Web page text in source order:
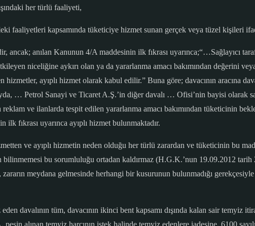
her türlü faaliyeti,
faaliyetleri kapsamında tüketiciye hizmet sunan gerçek veya tüzel kişileri
ancak; anılan Kanunun 4/A maddesinin ilk fıkrası uyarınca;“…Sağlayıcı
niceliğine aykırı olan ya da yararlanma amacı bakımından değerini
ayıplı hizmet olarak kabul edilir.” Buna göre; davacının aracına
… Petrol Sanayi ve Ticaret A.Ş.’in diğer davalı … Ofisi’nin bayisi olarak
reklam ve ilanlarda tespit edilen yararlanma amacı bakımından tüketicinin
fıkrası uyarınca ayıplı hizmet bulunmaktadır.
ve ayıplı hizmetin neden olduğu her türlü zarardan ve tüketicinin bu
bu sorumluluğu ortadan kaldırmaz (H.G.K.’nun 19.09.2012 tarih
meydana gelmesinde herhangi bir kusurunun bulunmadığı
davalının tüm, davacının ikinci bent kapsamı dışında kalan sair temyiz